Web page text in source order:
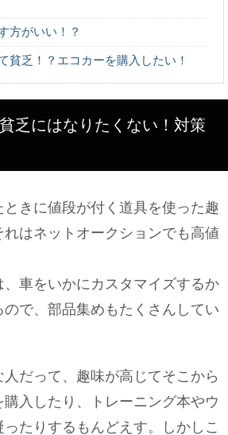
女になるとどんないいことがある？高校生
情
授に恋愛感情を持った事がある？アドバイ
！
焼けは腹痛を起こしてしまう？原因とパン
伏せで寝るとゲップが出ちゃう原因と対処
や彼氏いると嘘をつく『ふり』をする女性
検証！
方がいい！？
貧乏！？エコカーを購入したい！
乏にはなりたくない！対策
きに値段が付く道具を使った趣
はネットオークションでも高値
車をいかにカスタマイズするか
で、部品集めもたくさんしてい
だって、趣味が高じてそこから
入したり、トレーニング本やウ
たりするもんどえす。しかしこ